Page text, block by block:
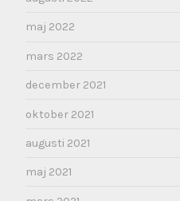
maj 2022
mars 2022
december 2021
oktober 2021
augusti 2021
maj 2021